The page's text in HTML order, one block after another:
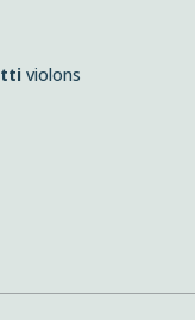
violons